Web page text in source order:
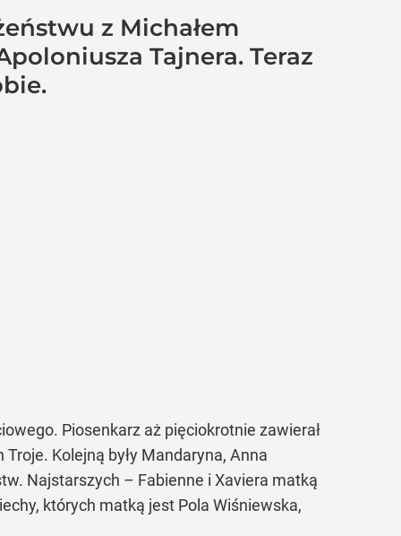
z Michałem
Tajnera. Teraz
Piosenkarz aż pięciokrotnie zawierał
Kolejną były Mandaryna, Anna
Najstarszych – Fabienne i Xaviera matką
których matką jest Pola Wiśniewska,